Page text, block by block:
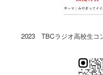
2023 TBCラジオ高校生コ